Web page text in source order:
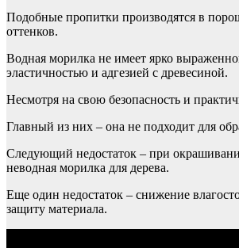
Подобные пропитки производятся в
оттенков.
Водная морилка не имеет ярко
эластичностью и адгезией с древесиной.
Несмотря на свою безопасность и
Главный из них – она не подходит для
Следующий недостаток – при
неводная морилка для дерева.
Еще один недостаток – снижение
защиту материала.